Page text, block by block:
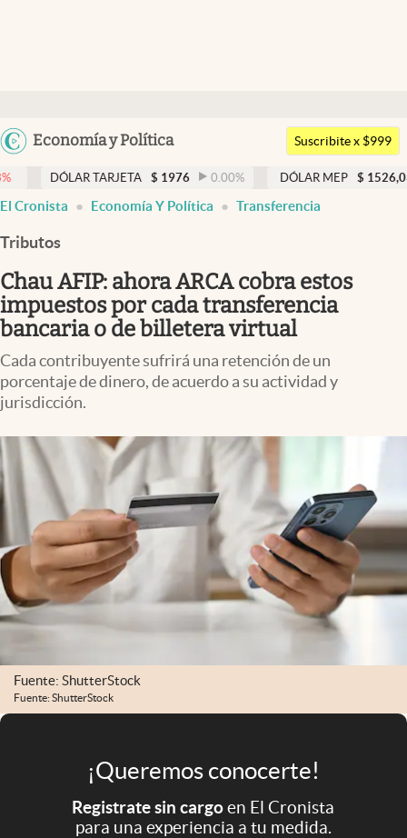
Argentina
Uruguay
Economía y Política
Members
Economía y Política
Finanzas y Mercados
Mercados Online
Negocios
Columnistas
Apertura
Clase
Clima
Mundial 2026
Eventos Corporativos
El Cronista Studio
Mediakit
abre en nueva pestaña
Argentina
Suscribite x $999
TARJETA $ 1976 0.00% DÓLAR MEP $ 1526,03 0.43%
El Cronista Economía Y Política Transferencia
Tributos
Chau AFIP: ahora ARCA cobra estos
impuestos por cada transferencia
bancaria o de billetera virtual
Cada contribuyente sufrirá una retención de un
porcentaje de dinero, de acuerdo a su actividad y
jurisdicción.
Fuente: ShutterStock
Fuente: ShutterStock
¡Queremos conocerte!
Registrate sin cargoen El Cronista
para una experiencia a tu medida.